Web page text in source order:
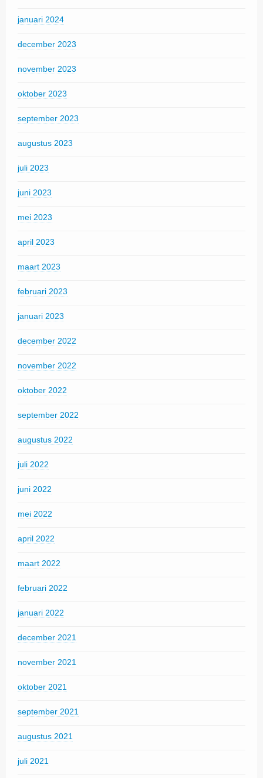
januari 2024
december 2023
november 2023
oktober 2023
september 2023
augustus 2023
juli 2023
juni 2023
mei 2023
april 2023
maart 2023
februari 2023
januari 2023
december 2022
november 2022
oktober 2022
september 2022
augustus 2022
juli 2022
juni 2022
mei 2022
april 2022
maart 2022
februari 2022
januari 2022
december 2021
november 2021
oktober 2021
september 2021
augustus 2021
juli 2021